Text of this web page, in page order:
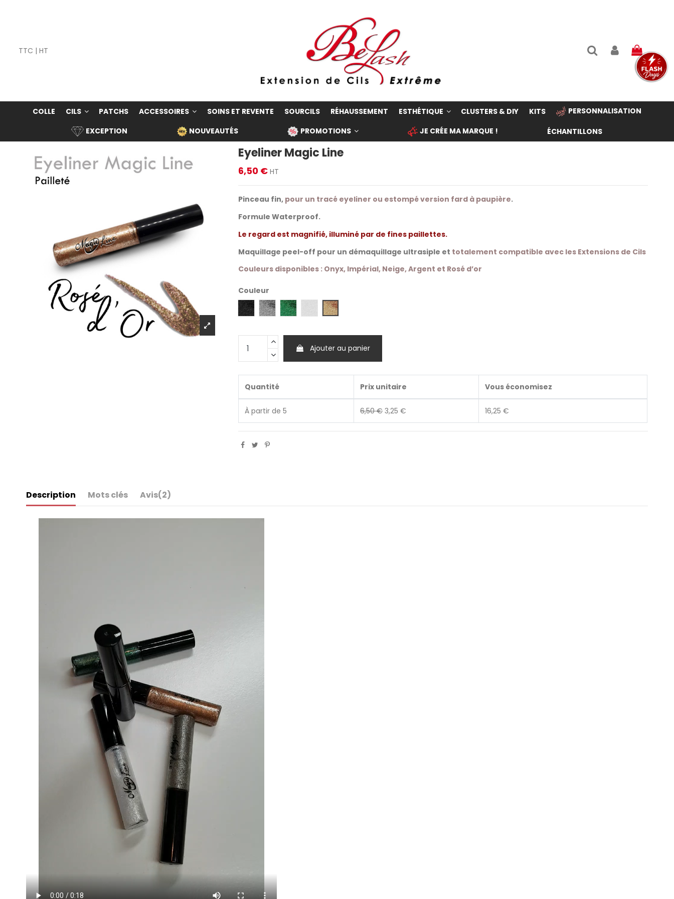
TTC | HT
COLLE CILS PATCHS ACCESSOIRES SOINS ET REVENTE SOURCILS RÉHAUSSEMENT ESTHÉTIQUE CLUSTERS & DIY KITS
PERSONNALISATION
EXCEPTION
NOUVEAUTÉS PROMOTIONS JE CRÉE MA MARQUE ! ÉCHANTILLONS
Eyeliner Magic Line
6,50 €HT
Pinceau fin, pour un tracé eyeliner ou estompé version fard à paupière.
Formule Waterproof.
Le regard est magnifié, illuminé par de fines paillettes.
Maquillage peel-off pour un démaquillage ultrasiple et totalement compatible avec les Extensions de Cils
Couleurs disponibles : Onyx, Impérial, Neige, Argent et Rosé d’or
Couleur
Onyx ArgentImpérial NeigeRosé d'or
Ajouter au panier
Quantité Prix unitaire Vous économisez
À partir de 5 6,50 €3,25 € 16,25 €
Description Mots clés Avis(2)